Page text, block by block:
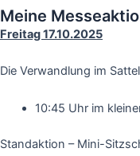
Meine
Freitag 17.10.2025
Die Verwandlung im
10:45 Uhr im
Standaktion – Mini-